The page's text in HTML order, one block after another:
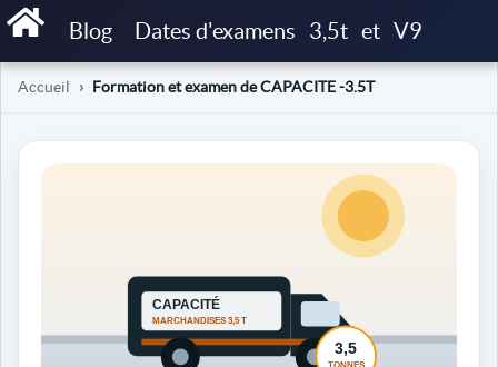
Blog Dates d'examens 3,5t et V9
Accueil Formation et examen de CAPACITE -3.5T